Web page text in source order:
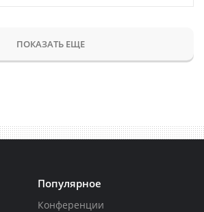
ПОКАЗАТЬ ЕЩЕ
Популярное
Конференции